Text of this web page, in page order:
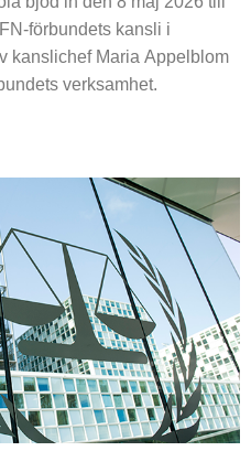
förbundets kansli i
kanslichef Maria Appelblom
verksamhet.